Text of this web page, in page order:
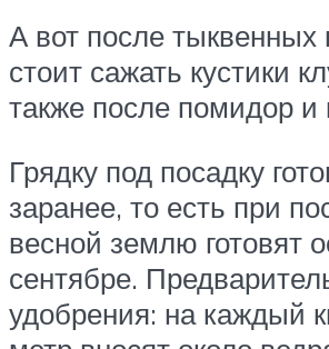
А вот после тыквенных
стоит сажать кустики
также после помидор и
Грядку под посадку
заранее, то есть при
весной землю готовят
сентябре.
удобрения: на каждый